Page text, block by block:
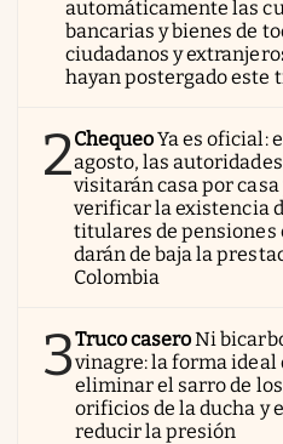
automáticamente las
bancarias y bienes de
ciudadanos y
hayan postergado este
2ChequeoYa es oficial:
agosto, las autoridades
visitarán casa por casa
verificar la existencia
titulares de pensiones
darán de baja la
Colombia
3Truco caseroNi
vinagre: la forma ideal
eliminar el sarro de los
orificios de la ducha y
reducir la presión